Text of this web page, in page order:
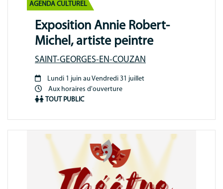
AGENDA CULTUREL
Exposition Annie Robert-
Michel, artiste peintre
SAINT-GEORGES-EN-COUZAN
Période
animation
Lundi 1 juin au Vendredi 31 juillet
Aux horaires d'ouverture
TOUT PUBLIC